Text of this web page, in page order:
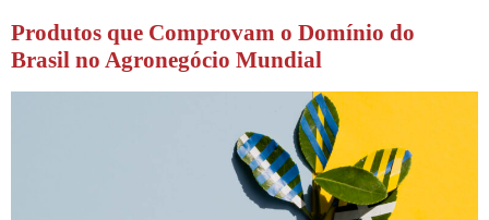
Produtos que Comprovam o Domínio do
Brasil no Agronegócio Mundial